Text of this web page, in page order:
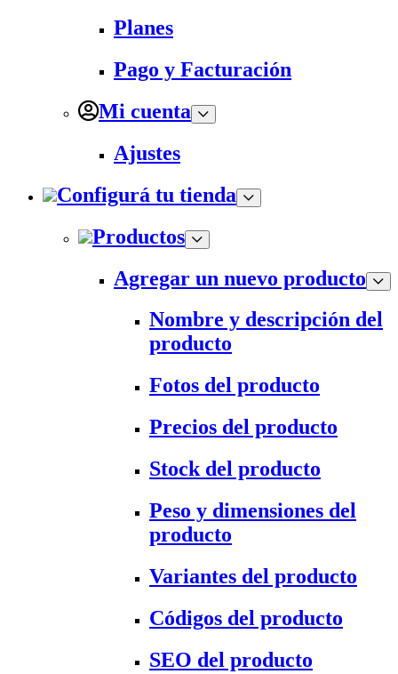
Planes
Pago y Facturación
Mi cuenta
Ajustes
Configurá tu tienda
Productos
Agregar un nuevo producto
Nombre y descripción del
producto
Fotos del producto
Precios del producto
Stock del producto
Peso y dimensiones del
producto
Variantes del producto
Códigos del producto
SEO del producto